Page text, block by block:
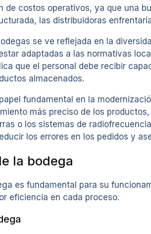
de costos operativos, ya que una
las distribuidoras
se ve reflejada en la
adaptadas a las normativas
que el personal debe recibir
almacenados.
fundamental en la
más preciso de los
o los sistemas de
los errores en los pedidos y
la bodega
es fundamental para su
eficiencia en cada proceso.